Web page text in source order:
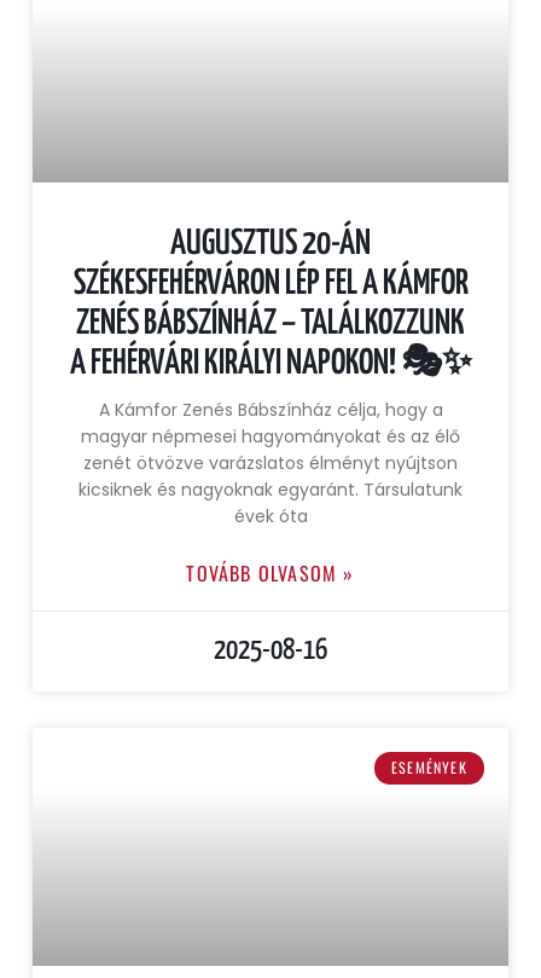
AUGUSZTUS 20-ÁN
SZÉKESFEHÉRVÁRON LÉP FEL A KÁMFOR
ZENÉS BÁBSZÍNHÁZ – TALÁLKOZZUNK
A FEHÉRVÁRI KIRÁLYI NAPOKON! 🎭✨
A Kámfor Zenés Bábszínház célja, hogy a
magyar népmesei hagyományokat és az élő
zenét ötvözve varázslatos élményt nyújtson
kicsiknek és nagyoknak egyaránt. Társulatunk
évek óta
TOVÁBB OLVASOM »
2025-08-16
ESEMÉNYEK